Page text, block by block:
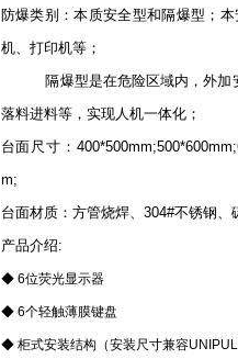
防爆类别：本质安全型和隔爆型；
机、打印机等；
隔爆型是在危险区域内，外加安
落料进料等，实现人机一体化；
台面尺寸：
m;
台面材质：方管烧焊、304#不锈钢、
产品介绍:
◆ 6位荧光显示器
◆ 6个轻触薄膜键盘
◆ 柜式安装结构（安装尺寸兼容